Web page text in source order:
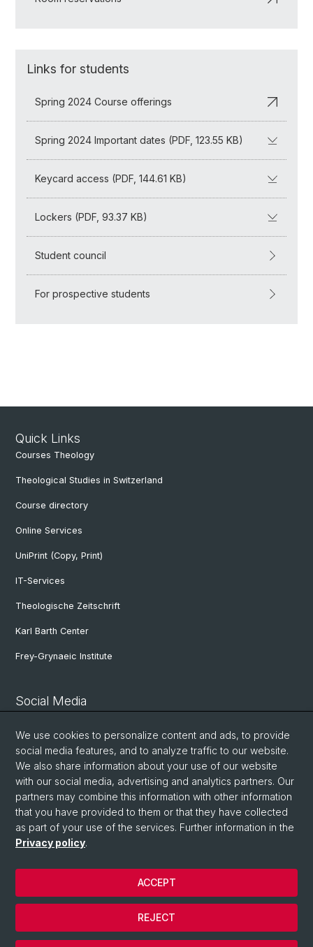
Links for students
Spring 2024 Course offerings
Spring 2024 Important dates (PDF, 123.55 KB)
Keycard access (PDF, 144.61 KB)
Lockers (PDF, 93.37 KB)
Student council
For prospective students
Quick Links
Courses Theology
Theological Studies in Switzerland
Course directory
Online Services
UniPrint (Copy, Print)
IT-Services
Theologische Zeitschrift
Karl Barth Center
Frey-Grynaeic Institute
Social Media
Theological Faculty
Center for Jewish Studies
ZRWP
© University of Basel
We use cookies to personalize content and ads, to provide
social media features, and to analyze traffic to our website.
We also share information about your use of our website
with our social media, advertising and analytics partners. Our
partners may combine this information with other information
that you have provided to them or that they have collected
as part of your use of the services. Further information in the
Privacy policy.
REJECT
ACCEPT